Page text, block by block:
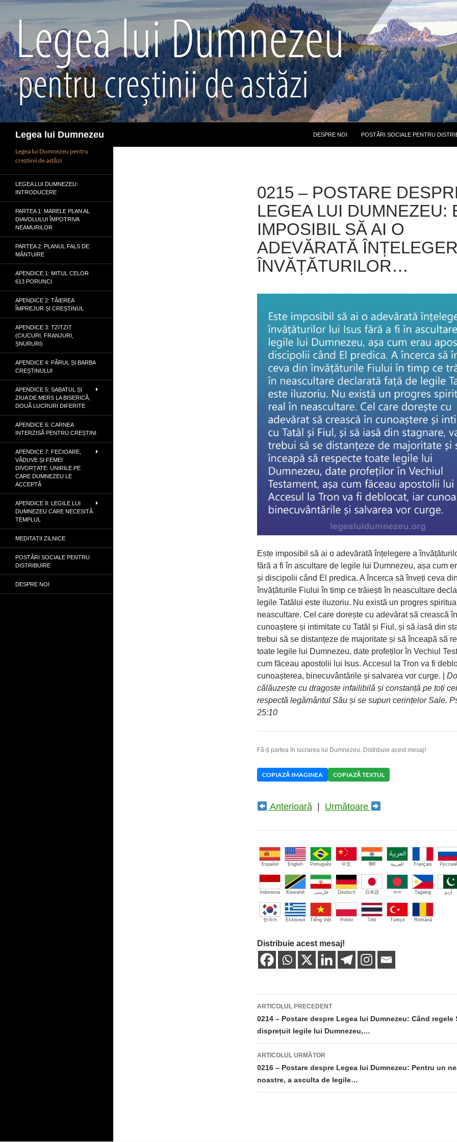
conținut
Legea lui Dumnezeu DESPRE NOI POSTĂRI SOCIALE PENTRU
0215 – POSTARE
LEGEA LUI DUMNEZEU:
IMPOSIBIL SĂ AI O
ADEVĂRATĂ
ÎNVĂȚĂTURILOR…
Este imposibil să ai o adevărată înțelegere a
fără a fi în ascultare de legile lui Dumnezeu, așa cum
și discipolii când El predica. A încerca să înveți ceva
învățăturile Fiului în timp ce trăiești în neascultare
legile Tatălui este iluzoriu. Nu există un progres
neascultare. Cel care dorește cu adevărat să crească în
cunoaștere și intimitate cu Tatăl și Fiul, și să iasă din
trebui să se distanțeze de majoritate și să înceapă să
toate legile lui Dumnezeu, date profeților în Vechiul
cum făceau apostolii lui Isus. Accesul la Tron va fi
cunoașterea, binecuvântările și salvarea vor curge. |
călăuzește cu dragoste infailibilă și constanță pe toți
respectă legământul Său și se supun cerințelor Sale.
25:10
Fă-ți partea în lucrarea lui Dumnezeu. Distribuie acest mesaj!
COPIAZĂ IMAGINEA COPIAZĂ TEXTUL
Anterioară| Următoare
Español English Português 中文 हिंदी العربية Français Русский
Indonesia Kiswahili فارسی Deutsch 日本語 বাংলা Tagalog اُردو
한국어 Ελληνικά Tiếng Việt Polski ไทย Türkçe Română
Distribuie acest mesaj!
Navigare
în
articole
ARTICOLUL PRECEDENT
0214 – Postare despre Legea lui Dumnezeu: Când regele
disprețuit legile lui Dumnezeu,…
ARTICOLUL URMĂTOR
0216 – Postare despre Legea lui Dumnezeu: Pentru un
noastre, a asculta de legile…
Legea lui Dumnezeu pentru
creștinii de astăzi
LEGEA LUI DUMNEZEU:
INTRODUCERE
PARTEA 1: MARELE PLAN AL
DIAVOLULUI ÎMPOTRIVA
NEAMURILOR
PARTEA 2: PLANUL FALS DE
MÂNTUIRE
APENDICE 1: MITUL CELOR
613 PORUNCI
APENDICE 2: TĂIEREA
ÎMPREJUR ȘI CREȘTINUL
APENDICE 3: TZITZIT
(CIUCURI, FRANJURI,
ȘNURURI)
APENDICE 4: PĂRUL ȘI BARBA
CREȘTINULUI
APENDICE 5: SABATUL ȘI
ZIUA DE MERS LA BISERICĂ,
DOUĂ LUCRURI DIFERITE
APENDICE 6: CARNEA
INTERZISĂ PENTRU CREȘTINI
APENDICE 7: FECIOARE,
VĂDUVE ȘI FEMEI
DIVORȚATE: UNIRILE PE
CARE DUMNEZEU LE
ACCEPTĂ
APENDICE 8: LEGILE LUI
DUMNEZEU CARE NECESITĂ
TEMPLUL
MEDITAȚII ZILNICE
POSTĂRI SOCIALE PENTRU
DISTRIBUIRE
DESPRE NOI